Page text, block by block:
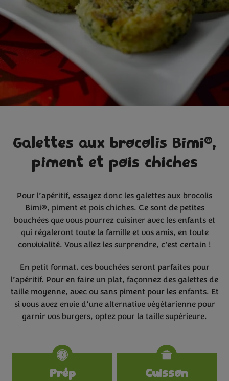
Galettes aux brocolis Bimi®,
piment et pois chiches
Pour l’apéritif, essayez donc les galettes aux brocolis
Bimi®, piment et pois chiches. Ce sont de petites
bouchées que vous pourrez cuisiner avec les enfants et
qui régaleront toute la famille et vos amis, en toute
convivialité. Vous allez les surprendre, c’est certain !
En petit format, ces bouchées seront parfaites pour
l’apéritif. Pour en faire un plat, façonnez des galettes de
taille moyenne, avec ou sans piment pour les enfants. Et
si vous avez envie d’une alternative végétarienne pour
garnir vos burgers, optez pour la taille supérieure.
Specifications
Prép
Cuisson